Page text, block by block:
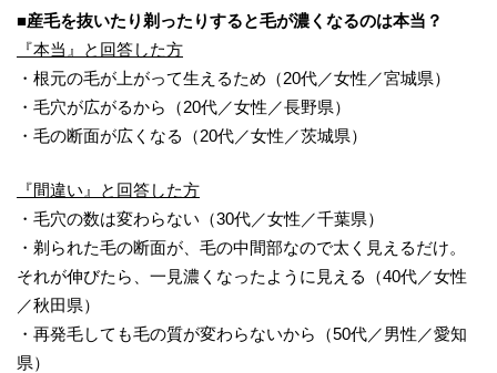
■産毛を抜いたり剃ったりすると毛が濃くなるのは本当？
『本当』と回答した方
・根元の毛が上がって生えるため（20代／女性／宮城県）
・毛穴が広がるから（20代／女性／長野県）
・毛の断面が広くなる（20代／女性／茨城県）
『間違い』と回答した方
・毛穴の数は変わらない（30代／女性／千葉県）
・剃られた毛の断面が、毛の中間部なので太く見えるだけ。
それが伸びたら、一見濃くなったように見える（40代／女性
／秋田県）
・再発毛しても毛の質が変わらないから（50代／男性／愛知
県）